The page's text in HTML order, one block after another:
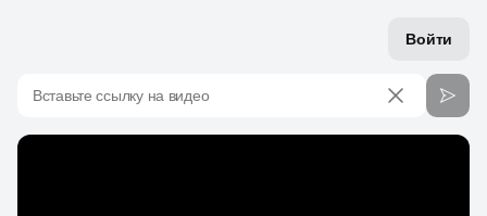
Войти
Вставьте ссылку на видео